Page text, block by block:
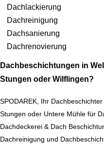
Dachlackierung
Dachreinigung
Dachsanierung
Dachrenovierung
Dachbeschichtungen in
Stungen oder Wilflingen?
SPODAREK, Ihr
Stungen oder Untere Mühle für
Dachdeckerei & Dach
Dachreinigung und